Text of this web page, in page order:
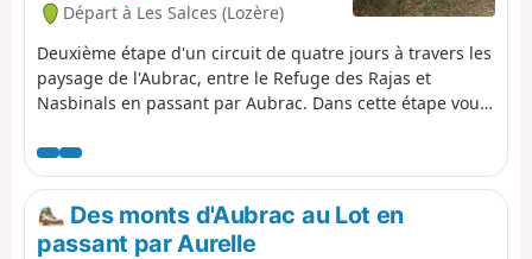
Départ à Les Salces (Lozère)
Deuxième étape d'un circuit de quatre jours à travers les
paysage de l'Aubrac, entre le Refuge des Rajas et
Nasbinals en passant par Aubrac. Dans cette étape vous
d'Aubrac et une partie du Chemin de Compostelle en
sens inverse (GR®65).
Des monts d'Aubrac au Lot en
passant par Aurelle